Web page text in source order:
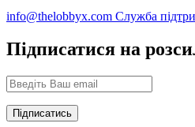
info@thelobbyx.com Служба
Підписатися на